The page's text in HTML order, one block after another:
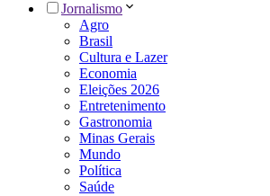
Jornalismo
Agro
Brasil
Cultura e Lazer
Economia
Eleições 2026
Entretenimento
Gastronomia
Minas Gerais
Mundo
Política
Saúde